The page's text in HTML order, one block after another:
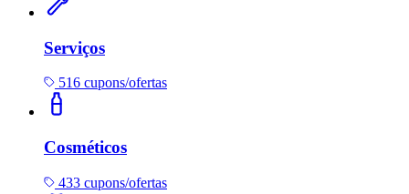
Serviços
516 cupons/ofertas
Cosméticos
433 cupons/ofertas